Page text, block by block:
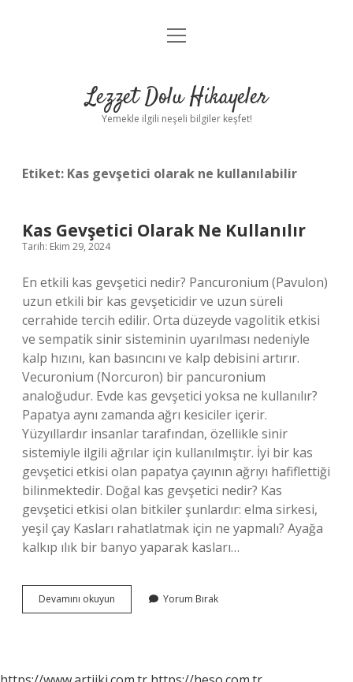
Anasayfa
Yasal Uyarı
menüyü
Lezzet Dolu Hikayeler
Yemekle ilgili neşeli bilgiler keşfet!
Etiket: Kas gevşetici olarak ne kullanılabilir
Kas Gevşetici Olarak Ne Kullanılır
Tarih: Ekim 29, 2024
En etkili kas gevşetici nedir? Pancuronium (Pavulon)
uzun etkili bir kas gevşeticidir ve uzun süreli
cerrahide tercih edilir. Orta düzeyde vagolitik etkisi
ve sempatik sinir sisteminin uyarılması nedeniyle
kalp hızını, kan basıncını ve kalp debisini artırır.
Vecuronium (Norcuron) bir pancuronium
analoğudur. Evde kas gevşetici yoksa ne kullanılır?
Papatya aynı zamanda ağrı kesiciler içerir.
Yüzyıllardır insanlar tarafından, özellikle sinir
sistemiyle ilgili ağrılar için kullanılmıştır. İyi bir kas
gevşetici etkisi olan papatya çayının ağrıyı hafiflettiği
bilinmektedir. Doğal kas gevşetici nedir? Kas
gevşetici etkisi olan bitkiler şunlardır: elma sirkesi,
yeşil çay Kasları rahatlatmak için ne yapmalı? Ayağa
kalkıp ılık bir banyo yaparak kasları…
Devamını okuyun
Gevşetici
Yorum Bırak